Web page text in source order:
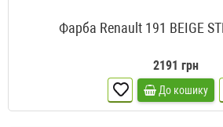
Фарба Renault 191 BEIGE
2191 грн
До кошику